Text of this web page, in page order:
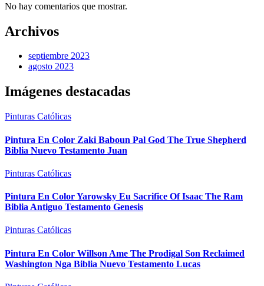
No hay comentarios que mostrar.
Archivos
septiembre 2023
agosto 2023
Imágenes destacadas
Pinturas Católicas
Pintura En Color Zaki Baboun Pal God The True Shepherd
Biblia Nuevo Testamento Juan
Pinturas Católicas
Pintura En Color Yarowsky Eu Sacrifice Of Isaac The Ram
Biblia Antiguo Testamento Genesis
Pinturas Católicas
Pintura En Color Willson Ame The Prodigal Son Reclaimed
Washington Nga Biblia Nuevo Testamento Lucas